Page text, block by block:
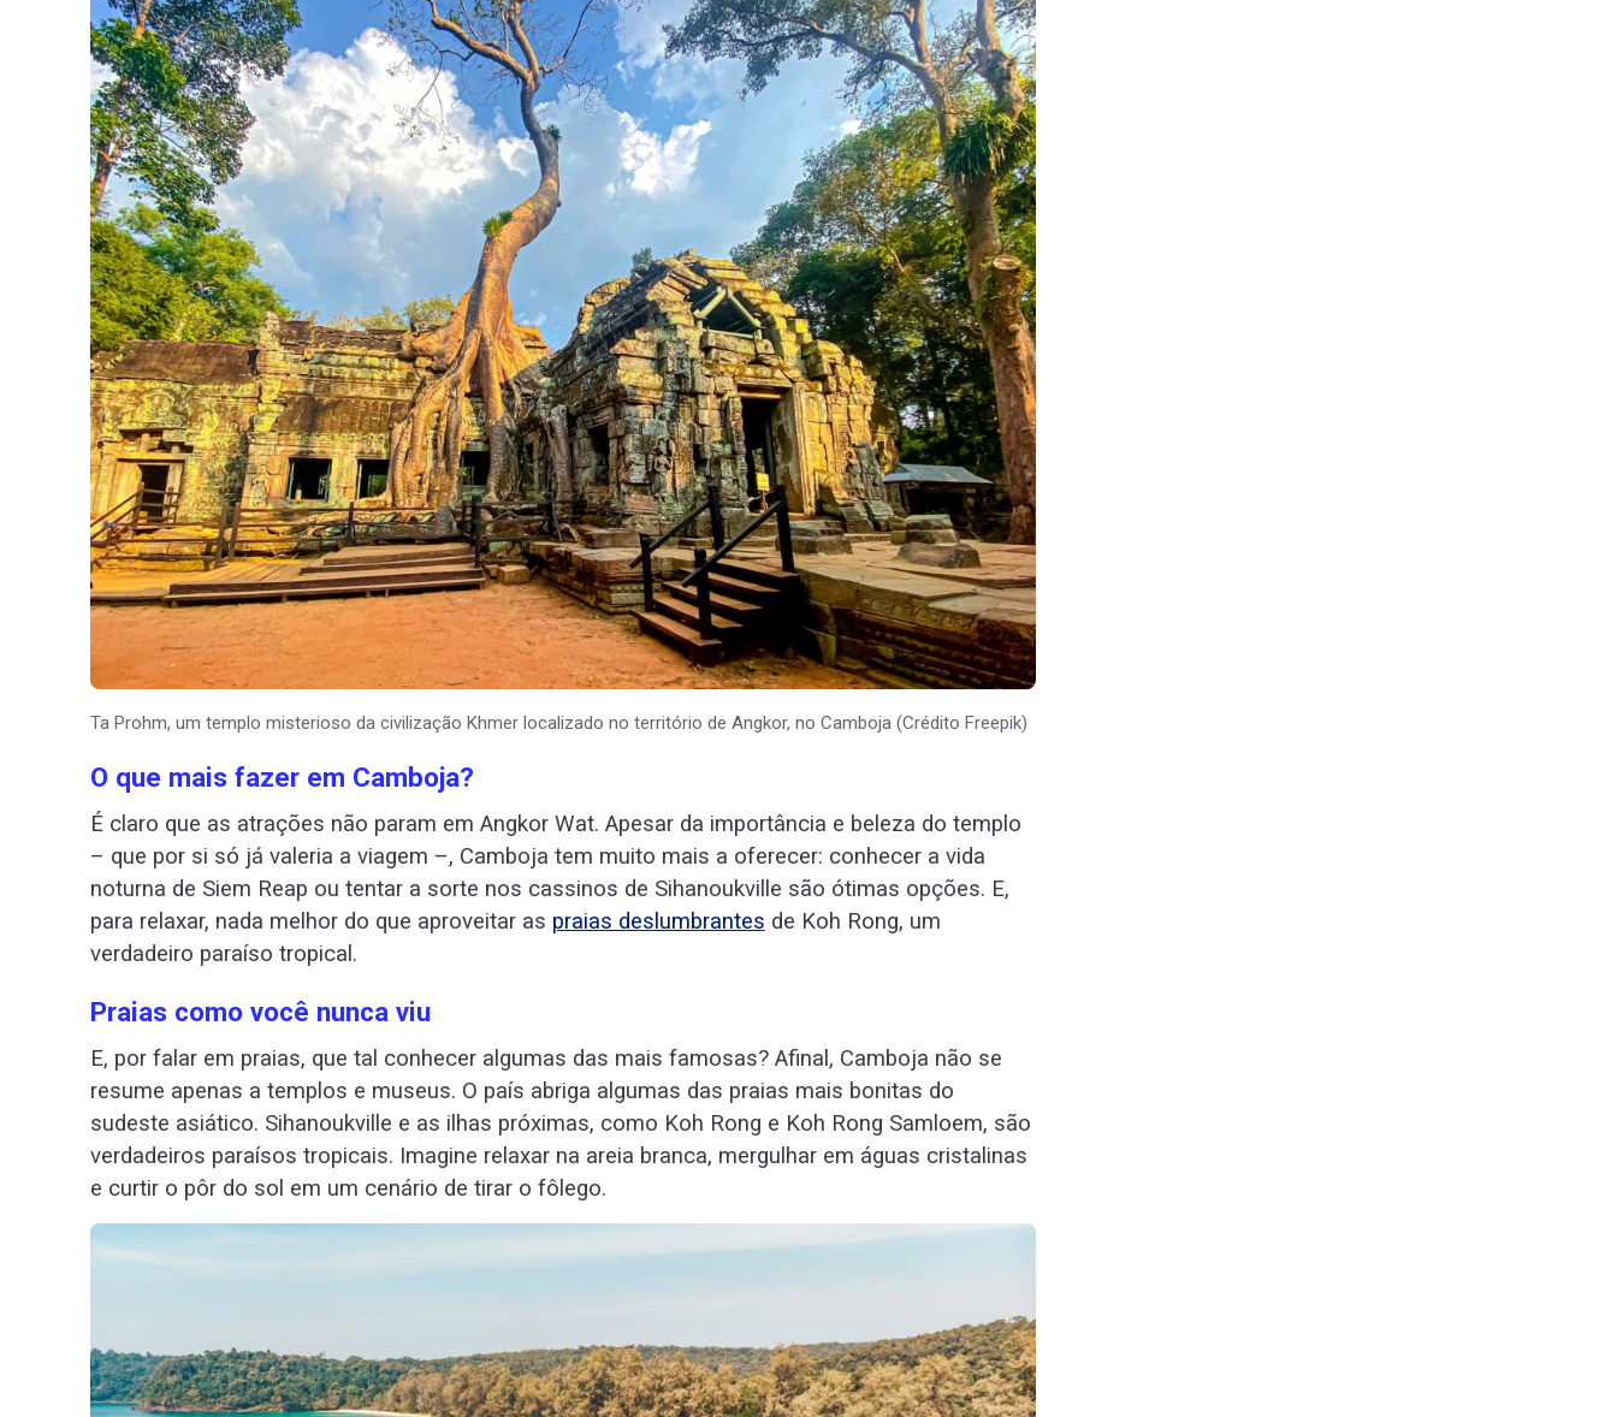
Ta Prohm, um templo misterioso da civilização Khmer localizado no território de Angkor, no Camboja (Crédito Freepik)
O que mais fazer em Camboja?
É claro que as atrações não param em Angkor Wat. Apesar da importância e beleza do templo
– que por si só já valeria a viagem –, Camboja tem muito mais a oferecer: conhecer a vida
noturna de Siem Reap ou tentar a sorte nos cassinos de Sihanoukville são ótimas opções. E,
para relaxar, nada melhor do que aproveitar as praias deslumbrantes de Koh Rong, um
verdadeiro paraíso tropical.
Praias como você nunca viu
E, por falar em praias, que tal conhecer algumas das mais famosas? Afinal, Camboja não se
resume apenas a templos e museus. O país abriga algumas das praias mais bonitas do
sudeste asiático. Sihanoukville e as ilhas próximas, como Koh Rong e Koh Rong Samloem, são
verdadeiros paraísos tropicais. Imagine relaxar na areia branca, mergulhar em águas cristalinas
e curtir o pôr do sol em um cenário de tirar o fôlego.